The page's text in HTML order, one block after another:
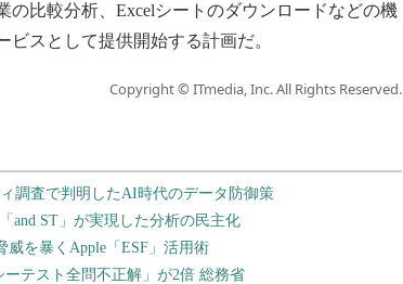
比較分析、Excelシートのダウンロードなどの機
スとして提供開始する計画だ。
Copyright © ITmedia, Inc. All Rights Reserved.